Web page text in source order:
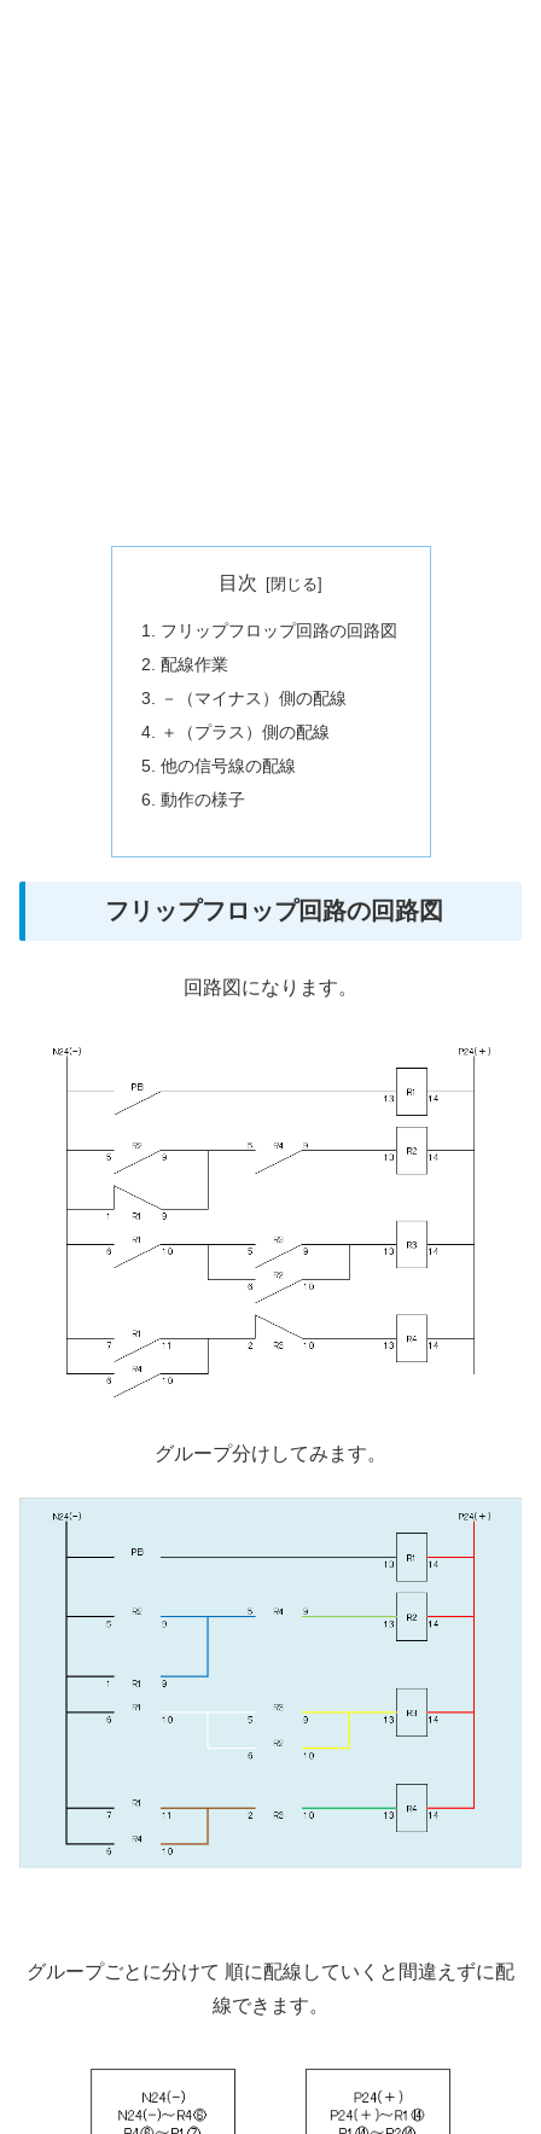
目次
フリップフロップ回路の回路図
配線作業
－（マイナス）側の配線
＋（プラス）側の配線
他の信号線の配線
動作の様子
フリップフロップ回路の回路図
回路図になります。
グループ分けしてみます。
グループごとに分けて 順に配線していくと間違えずに配
線できます。